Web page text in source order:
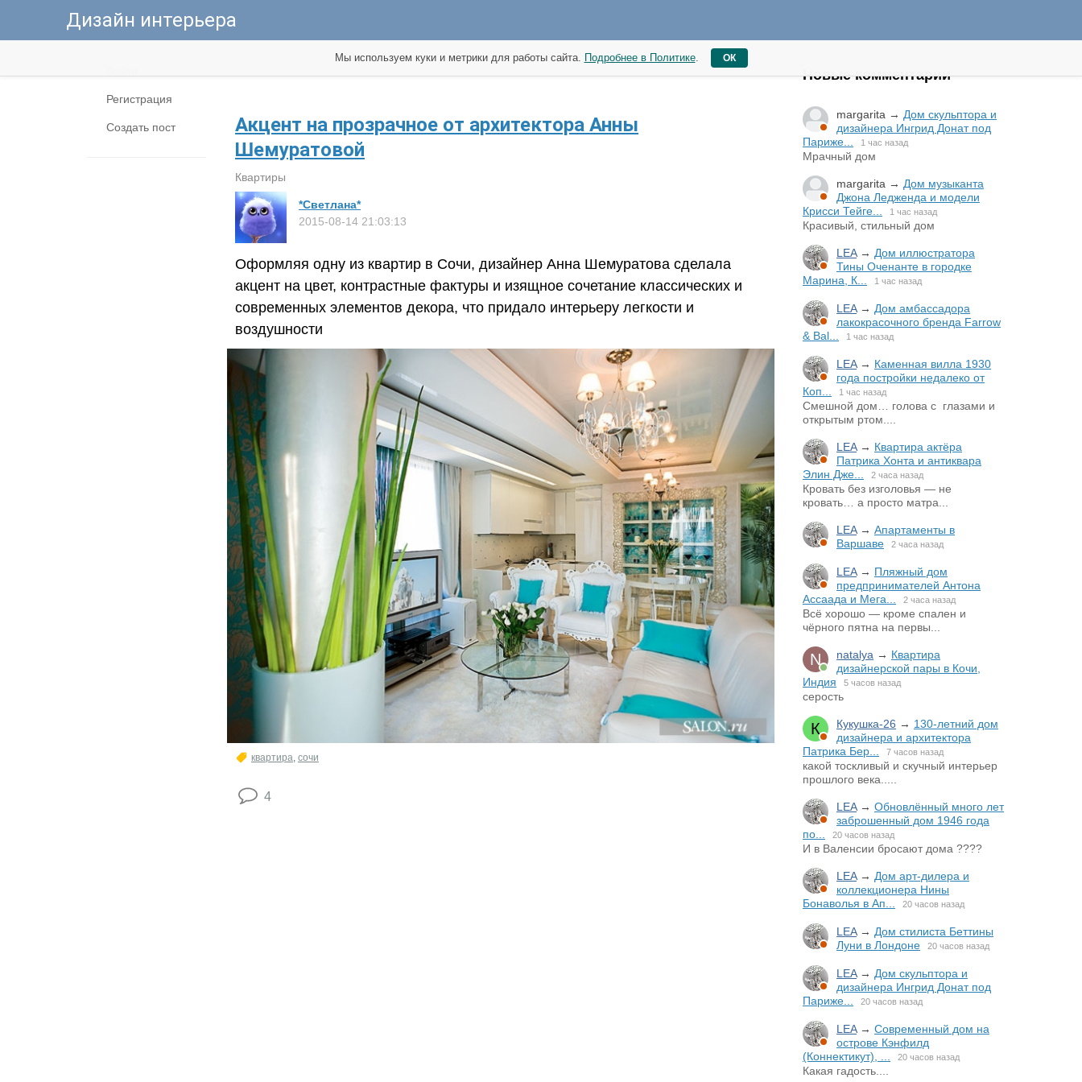
Дизайн интерьера
Регистрация
Создать пост
Новые комментарии
margarita → Дом скульптора и
дизайнера Ингрид Донат под
Париже...
1 час назад
Мрачный дом
margarita → Дом музыканта
Джона Ледженда и модели
Крисси Тейге...
1 час назад
Красивый, стильный дом
LEA→ Дом иллюстратора
Тины Оченанте в городке
Марина, К...
1 час назад
LEA→ Дом амбассадора
лакокрасочного бренда Farrow
& Bal...
1 час назад
LEA→ Каменная вилла 1930
года постройки недалеко от
Коп...
1 час назад
Смешной дом… голова с глазами и
открытым ртом....
LEA→ Квартира актёра
Патрика Хонта и антиквара
Элин Дже...
2 часа назад
Кровать без изголовья — не
кровать… а просто матра...
LEA→ Апартаменты в
Варшаве
2 часа назад
LEA→ Пляжный дом
предпринимателей Антона
Ассаада и Мега...
2 часа назад
Всё хорошо — кроме спален и
чёрного пятна на первы...
natalya → Квартира
дизайнерской пары в Кочи,
Индия
5 часов назад
серость
Кукушка-26 → 130-летний дом
дизайнера и архитектора
Патрика Бер...
7 часов назад
какой тоскливый и скучный интерьер
прошлого века.....
LEA→ Обновлённый много лет
заброшенный дом 1946 года
по...
20 часов назад
И в Валенсии бросают дома ????
LEA→ Дом арт-дилера и
коллекционера Нины
Бонаволья в Ап...
20 часов назад
LEA→ Дом стилиста Беттины
Луни в Лондоне
20 часов назад
LEA→ Дом скульптора и
дизайнера Ингрид Донат под
Париже...
20 часов назад
LEA→ Современный дом на
острове Кэнфилд
(Коннектикут), ...
20 часов назад
Какая гадость....
Акцент на прозрачное от архитектора Анны
Шемуратовой
Квартиры
*Светлана*
2015-08-14 21:03:13
Оформляя одну из квартир в Сочи, дизайнер Анна Шемуратова сделала
акцент на цвет, контрастные фактуры и изящное сочетание классических и
современных элементов декора, что придало интерьеру легкости и
воздушности
квартира сочи
4
Мы используем куки и метрики для работы сайта. Подробнее в Политике. ОК